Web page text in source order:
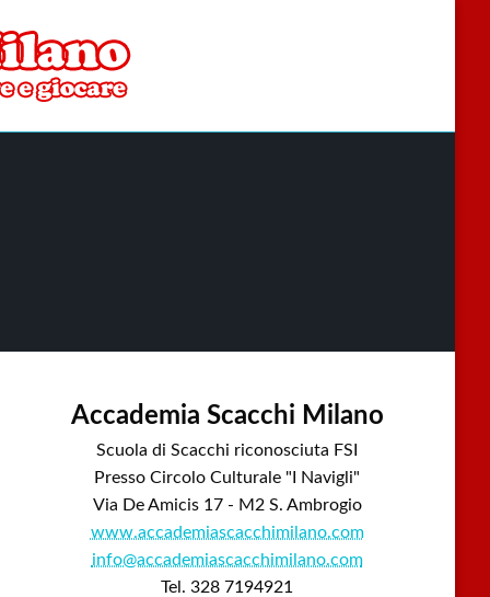
Accademia Scacchi Milano
Scuola di Scacchi riconosciuta FSI
Presso Circolo Culturale "I Navigli"
Via De Amicis 17 - M2 S. Ambrogio
www.accademiascacchimilano.com
info@accademiascacchimilano.com
Tel. 328 7194921